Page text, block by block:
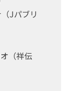
Jパブリ
（祥伝